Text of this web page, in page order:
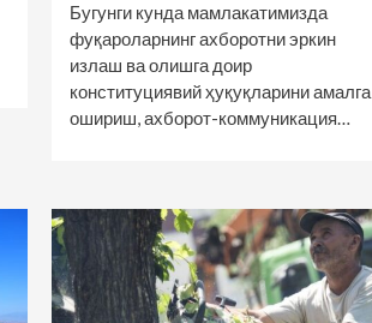
Бугунги кунда мамлакатимизда
фуқароларнинг ахборотни эркин
излаш ва олишга доир
конституциявий ҳуқуқларини амалга
ошириш, ахборот-коммуникация…